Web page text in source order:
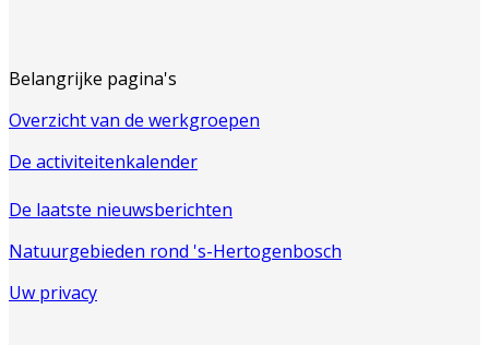
Belangrijke pagina's
Overzicht van de werkgroepen
De activiteitenkalender
De laatste nieuwsberichten
Natuurgebieden rond 's-Hertogenbosch
Uw privacy